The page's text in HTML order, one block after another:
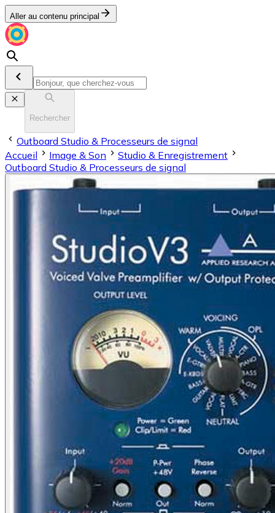
Aller au contenu principal
Rechercher
Outboard Studio & Processeurs de signal
Accueil
Image & Son
Stu­dio & En­re­gis­tre­ment
Outboard Studio & Processeurs de signal